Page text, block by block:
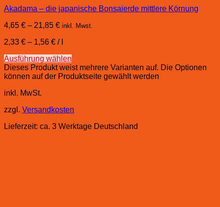
Akadama – die japanische Bonsaierde mittlere Körnung
4,65 € – 21,85 € inkl. Mwst.
2,33 € – 1,56 € /
Ausführung wählen
Dieses Produkt weist mehrere Varianten auf. Die Optionen
können auf der Produktseite gewählt werden
inkl. MwSt.
zzgl. Versandkosten
Lieferzeit: ca. 3 Werktage Deutschland